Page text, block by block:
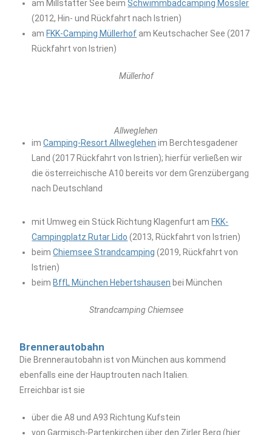
am Millstätter See beimSchwimmbadcamping Mössler
(2012, Hin- und Rückfahrt nach Istrien)
am FKK-Camping Müllerhof am Keutschacher See (2017
Rückfahrt von Istrien)
Müllerhof
Allweglehen
imCamping-Resort Allweglehen im Berchtesgadener
Land (2017 Rückfahrt von Istrien); hierfür verließen wir
die österreichische A10 bereits vor dem Grenzübergang
nach Deutschland
mit Umweg ein Stück Richtung Klagenfurt am FKK-
Campingplatz Rutar Lido (2013, Rückfahrt von Istrien)
beimChiemsee Strandcamping (2019, Rückfahrt von
Istrien)
beim BffL München Hebertshausen bei München
Strandcamping Chiemsee
Brennerautobahn
Die Brennerautobahn ist von München aus kommend
ebenfalls eine der Hauptrouten nach Italien.
Erreichbar ist sie
über die A8 und A93 Richtung Kufstein
von Garmisch-Partenkirchen über den Zirler Berg (hier